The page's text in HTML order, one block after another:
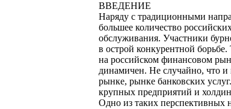
ВВЕДЕНИЕ
Наряду с традиционными
большее количество
обслуживания. Участники
в острой конкурентной
на российском финансовом
динамичен. Не случайно, что
рынке, рынке банковских
крупных предприятий и
Одно из таких перспективных